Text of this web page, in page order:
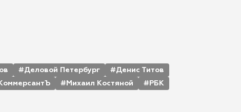
Деловой Петербург
Денис Титов
КоммерсантЪ Михаил Костяной
РБК